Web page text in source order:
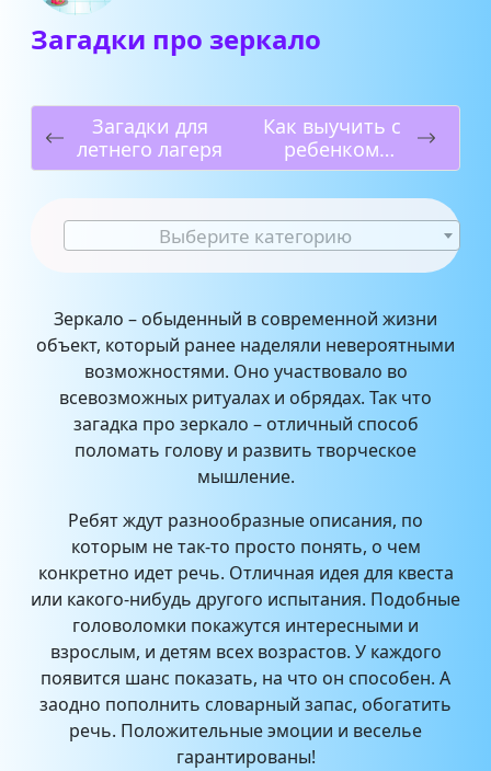
Загадки про зеркало
Загадки для
летнего лагеря
Как выучить с
ребенком
названия
месяцев года?
Выберите категорию
Зеркало – обыденный в современной жизни
объект, который ранее наделяли невероятными
возможностями. Оно участвовало во
всевозможных ритуалах и обрядах. Так что
загадка про зеркало – отличный способ
поломать голову и развить творческое
мышление.
Ребят ждут разнообразные описания, по
которым не так-то просто понять, о чем
конкретно идет речь. Отличная идея для квеста
или какого-нибудь другого испытания. Подобные
головоломки покажутся интересными и
взрослым, и детям всех возрастов. У каждого
появится шанс показать, на что он способен. А
заодно пополнить словарный запас, обогатить
речь. Положительные эмоции и веселье
гарантированы!